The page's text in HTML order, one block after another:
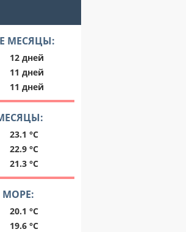
МЕСЯЦЫ:
12 дней
11 дней
11 дней
23.1 °C
22.9 °C
21.3 °C
МОРЕ:
20.1 °C
19.6 °C